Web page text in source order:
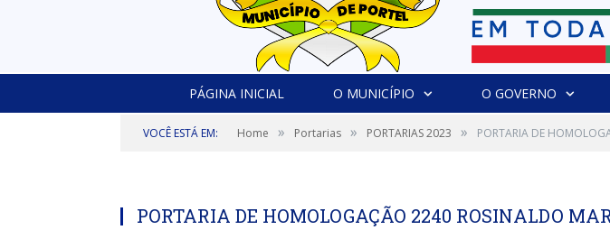
PÁGINA INICIAL O MUNICÍPIO O GOVERNO
VOCÊ ESTÁ EM: Home » Portarias » PORTARIAS 2023 » PORTARIA DE
PORTARIA DE HOMOLOGAÇÃO 2240 ROSINALDO